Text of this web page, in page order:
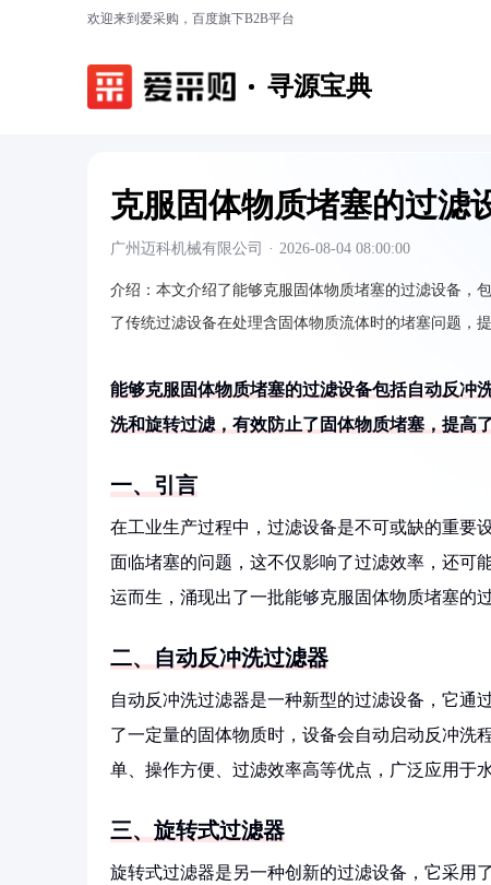
欢迎来到爱采购，百度旗下B2B平台
寻源宝典
克服固体物质堵塞的过滤
广州迈科机械有限公司 · 2026-08-04 08:00:00
介绍： 本文介绍了能够克服固体物质堵塞的过滤设备，
了传统过滤设备在处理含固体物质流体时的堵塞问题，
能够克服固体物质堵塞的过滤设备包括自动反冲
洗和旋转过滤，有效防止了固体物质堵塞，提高
一、引言
在工业生产过程中，过滤设备是不可或缺的重要
面临堵塞的问题，这不仅影响了过滤效率，还可
运而生，涌现出了一批能够克服固体物质堵塞的过
二、自动反冲洗过滤器
自动反冲洗过滤器是一种新型的过滤设备，它通
了一定量的固体物质时，设备会自动启动反冲洗
单、操作方便、过滤效率高等优点，广泛应用于
三、旋转式过滤器
旋转式过滤器是另一种创新的过滤设备，它采用